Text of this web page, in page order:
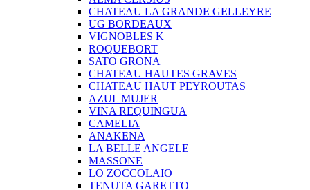
CHATEAU LA GRANDE GELLEYRE
UG BORDEAUX
VIGNOBLES K
ROQUEBORT
SATO GRONA
CHATEAU HAUTES GRAVES
CHATEAU HAUT PEYROUTAS
AZUL MUJER
VINA REQUINGUA
CAMELIA
ANAKENA
LA BELLE ANGELE
MASSONE
LO ZOCCOLAIO
TENUTA GARETTO